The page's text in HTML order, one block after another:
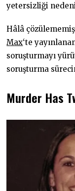
yetersizliği
Hâlâ
Max‘te
soruşturmayı
soruşturma
Murder Has